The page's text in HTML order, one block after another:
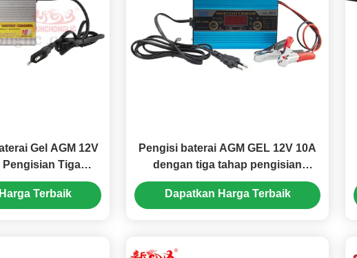
Gel AGM 12V
Tiga
AC 150V–250V
Asam Timbal
Terbaik
Pengisi baterai AGM GEL 12V 10A
dengan tiga tahap pengisian
otomatis dan fungsi start mesin
mobil
Dapatkan Harga Terbaik